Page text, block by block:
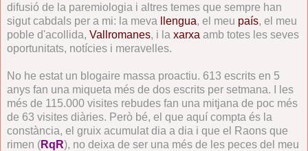
difusió de la paremiologia i altres temes que sempre han
sigut cabdals per a mi: la meva
llengua, el meu país, el meu
poble d'acollida, Vallromanes, i la xarxa amb totes les seves
oportunitats, notícies i meravelles.
No he estat un blogaire massa proactiu. 613 escrits en 5
anys fan una miqueta més de dos escrits per setmana. I les
més de 115.000 visites rebudes fan una mitjana de poc més
de 63 visites diàries. Però bé, el que aquí compta és la
constància, el gruix acumulat dia a dia i que el Raons que
rimen (RqR), no deixa de ser una més de les peces del meu